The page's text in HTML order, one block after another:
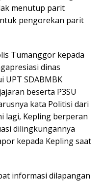
menutup parit
pengorekan parit
Tumanggor kepada
dinas
UPT SDABMBK
beserta P3SU
kata Politisi dari
lagi, Kepling berperan
dilingkungannya
kepada Kepling saat
informasi dilapangan